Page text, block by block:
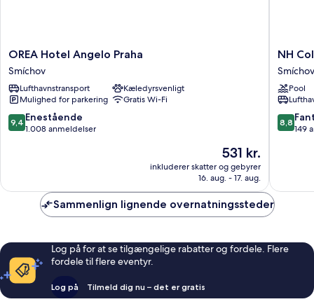
OREA
Hotel
Angelo
Praha
Smíchov
OREA Hotel Angelo Praha
Smíchov
Lufthavnstransport
Kæledyrsvenligt
Mulighed for parkering
Gratis Wi-Fi
9.4
ud
anmeldelser
9,4 Enestående
1.008 anmeldelser
Prisen
er
531 kr.
531 kr.
inkluderer skatter og gebyrer
16. aug. - 17. aug.
NH
Prague
Smíchov
NH
Smíchov
Pool
8.8
ud
8,8
149
Sammenlign lignende overnatningssteder
Log på for at se tilgængelige rabatter og fordele. Flere
fordele til flere eventyr.
Log på Tilmeld dig nu – det er gratis